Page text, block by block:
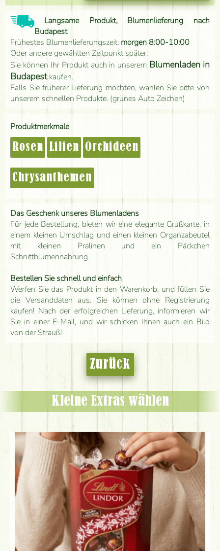
Langsame Produkt, Blumenlieferung nach
Budapest
Frühestes Blumenlieferungszeit: morgen 8:00-10:00
Oder andere gewählten Zeitpunkt später.
Sie können Ihr Produkt auch in unserem Blumenladen in
Budapestkaufen.
Falls Sie früherer Lieferung möchten, wählen Sie bitte von
unserem schnellen Produkte. (grünes Auto Zeichen)
Produktmerkmale
Rosen Lilien Orchideen
Chrysanthemen
Das Geschenk unseres Blumenladens
Für jede Bestellung, bieten wir eine elegante Grußkarte, in
einem kleinen Umschlag und einen kleinen Organzabeutel
mit kleinen Pralinen und ein Päckchen
Schnittblumennahrung.
Bestellen Sie schnell und einfach
Werfen Sie das Produkt in den Warenkorb, und füllen Sie
die Versanddaten aus. Sie können ohne Registrierung
kaufen! Nach der erfolgreichen Lieferung, informieren wir
Sie in einer E-Mail, und wir schicken Ihnen auch ein Bild
von der Strauß!
Zurück
Kleine Extras wählen